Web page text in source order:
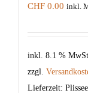
CHF 0.00 inkl.
inkl. 8.1 %
zzgl.
Lieferzeit: